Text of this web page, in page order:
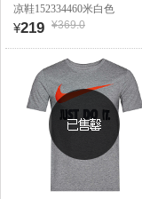
凉鞋152334460米白色
¥219 ¥369.0